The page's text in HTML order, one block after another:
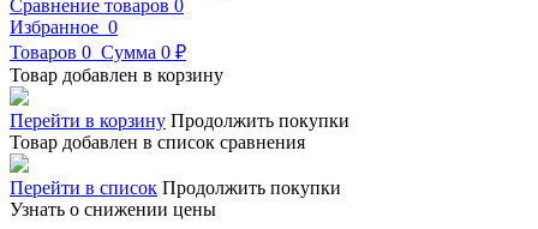
Сравнение товаров 0
Избранное 0
Товаров 0 Сумма 0 ₽
Товар добавлен в корзину
Перейти в корзину Продолжить покупки
Товар добавлен в список сравнения
Перейти в список Продолжить покупки
Узнать о снижении цены